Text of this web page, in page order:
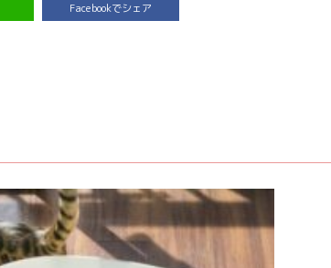
Facebookでシェア